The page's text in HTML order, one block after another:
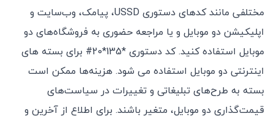
مختلفی مانند کدهای دستوری USSD، پیامک، وب‌سایت و
اپلیکیشن دو موبایل و یا مراجعه حضوری به فروشگاه‌های دو
موبایل استفاده کنید. کد دستوری *135*20# برای بسته های
اینترنتی دو موبایل استفاده می شود. هزینه‌ها ممکن است
بسته به طرح‌های تبلیغاتی و تغییرات در سیاست‌های
قیمت‌گذاری دو موبایل، متغیر باشند. برای اطلاع از آخرین و